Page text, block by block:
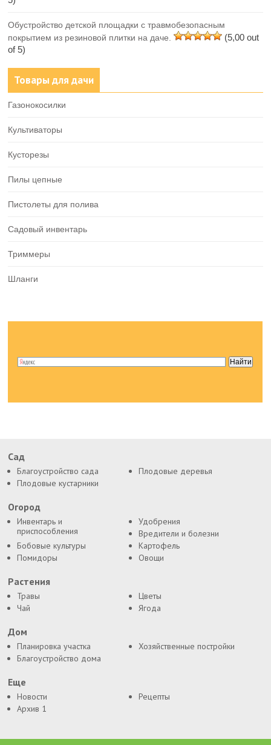
Обустройство детской площадки с травмобезопасным
покрытием из резиновой плитки на даче.
(5,00 out
of 5)
Товары для дачи
Газонокосилки
Культиваторы
Кусторезы
Пилы цепные
Пистолеты для полива
Садовый инвентарь
Триммеры
Шланги
Сад
Благоустройство сада
Плодовые деревья
Плодовые кустарники
Огород
Инвентарь и
приспособления
Удобрения
Вредители и болезни
Бобовые культуры
Картофель
Помидоры
Овощи
Растения
Травы
Цветы
Чай
Ягода
Дом
Планировка участка
Хозяйственные постройки
Благоустройство дома
Еще
Новости
Рецепты
Архив 1